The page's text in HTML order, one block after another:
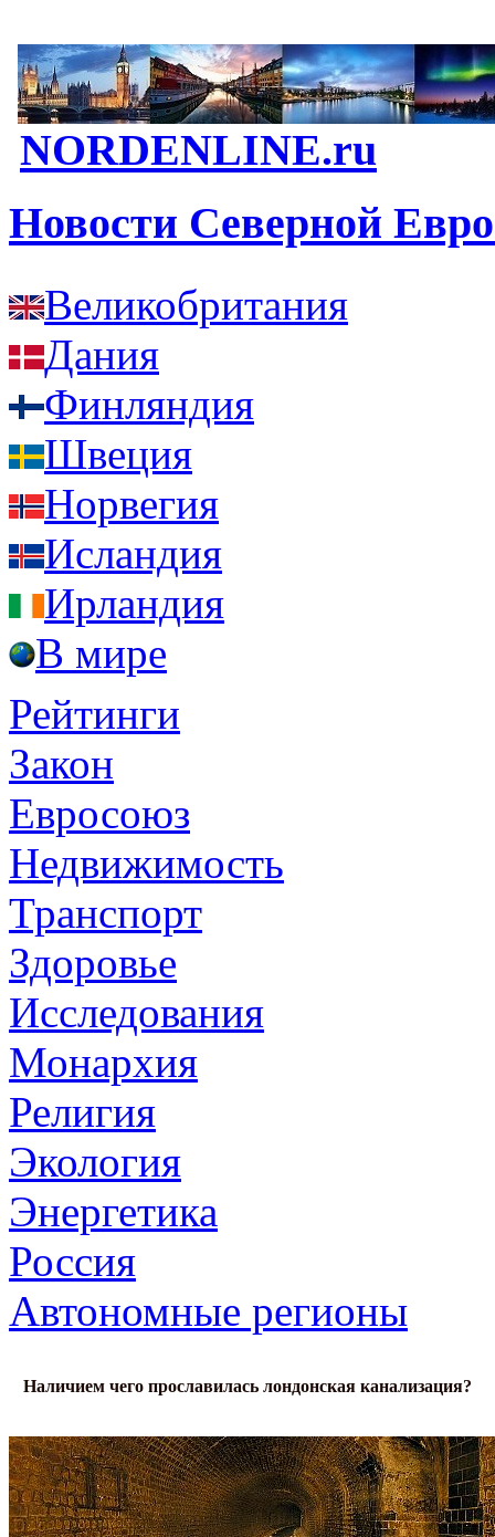
NORDENLINE.ru
Новости Северной
Великобритания
Дания
Финляндия
Швеция
Норвегия
Исландия
Ирландия
В мире
Рейтинги
Закон
Евросоюз
Недвижимость
Транспорт
Здоровье
Исследования
Монархия
Религия
Экология
Энергетика
Россия
Автономные регионы
Наличием чего прославилась лондонская канализация?